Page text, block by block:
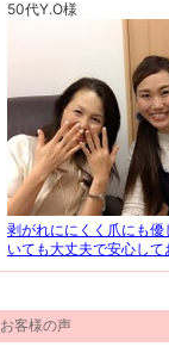
50代Y.O様
剥がれににくく爪にも
いても大丈夫で安心して
お客様の声